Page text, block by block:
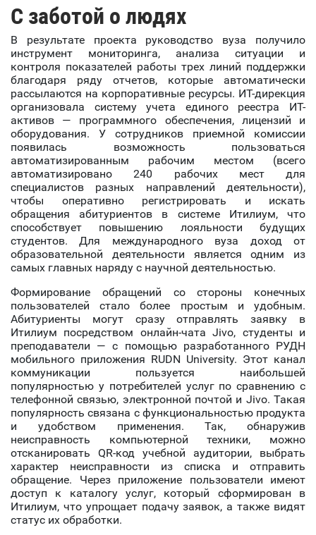
С заботой о людях
В результате проекта руководство вуза получило
инструмент мониторинга, анализа ситуации и
контроля показателей работы трех линий поддержки
благодаря ряду отчетов, которые автоматически
рассылаются на корпоративные ресурсы. ИТ-дирекция
организовала систему учета единого реестра ИТ-
активов — программного обеспечения, лицензий и
оборудования. У сотрудников приемной комиссии
появилась возможность пользоваться
автоматизированным рабочим местом (всего
автоматизировано 240 рабочих мест для
специалистов разных направлений деятельности),
чтобы оперативно регистрировать и искать
обращения абитуриентов в системе Итилиум, что
способствует повышению лояльности будущих
студентов. Для международного вуза доход от
образовательной деятельности является одним из
самых главных наряду с научной деятельностью.
Формирование обращений со стороны конечных
пользователей стало более простым и удобным.
Абитуриенты могут сразу отправлять заявку в
Итилиум посредством онлайн-чата Jivo, студенты и
преподаватели — с помощью разработанного РУДН
мобильного приложения RUDN University. Этот канал
коммуникации пользуется наибольшей
популярностью у потребителей услуг по сравнению с
телефонной связью, электронной почтой и Jivo. Такая
популярность связана с функциональностью продукта
и удобством применения. Так, обнаружив
неисправность компьютерной техники, можно
отсканировать QR-код учебной аудитории, выбрать
характер неисправности из списка и отправить
обращение. Через приложение пользователи имеют
доступ к каталогу услуг, который сформирован в
Итилиум, что упрощает подачу заявок, а также видят
статус их обработки.